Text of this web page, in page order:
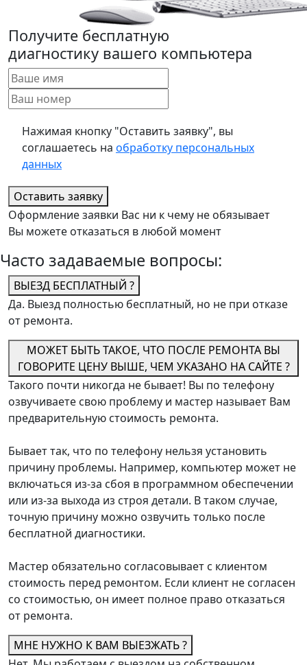
Получите бесплатную
диагностику вашего компьютера
Нажимая кнопку "Оставить заявку", вы
соглашаетесь на обработку персональных
данных
Оставить заявку
Оформление заявки Вас ни к чему не обязывает
Вы можете отказаться в любой момент
Часто задаваемые вопросы:
ВЫЕЗД БЕСПЛАТНЫЙ ?
Да. Выезд полностью бесплатный, но не при отказе
от ремонта.
МОЖЕТ БЫТЬ ТАКОЕ, ЧТО ПОСЛЕ РЕМОНТА ВЫ
ГОВОРИТЕ ЦЕНУ ВЫШЕ, ЧЕМ УКАЗАНО НА САЙТЕ ?
Такого почти никогда не бывает! Вы по телефону
озвучиваете свою проблему и мастер называет Вам
предварительную стоимость ремонта.
Бывает так, что по телефону нельзя установить
причину проблемы. Например, компьютер может не
включаться из-за сбоя в программном обеспечении
или из-за выхода из строя детали. В таком случае,
точную причину можно озвучить только после
бесплатной диагностики.
Мастер обязательно согласовывает с клиентом
стоимость перед ремонтом. Если клиент не согласен
со стоимостью, он имеет полное право отказаться
от ремонта.
МНЕ НУЖНО К ВАМ ВЫЕЗЖАТЬ ?